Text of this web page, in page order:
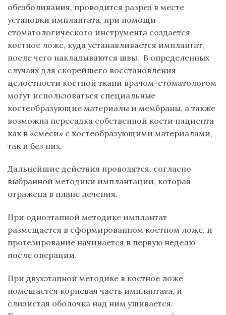
обезболивания, проводится разрез в месте
установки имплантата, при помощи
стоматологического инструмента создается
костное ложе, куда устанавливается имплантат,
после чего накладываются швы. В определенных
случаях для скорейшего восстановления
целостности костной ткани врачом-стоматологом
могут использоваться специальные
костеобразующие материалы и мембраны, а также
возможна пересадка собственной кости пациента
как в «смеси» с костеобразующими материалами,
так и без них.
Дальнейшие действия проводятся, согласно
выбранной методики имплантации, которая
отражена в плане лечения.
При одноэтапной методике имплантат
размещается в сформированном костном ложе, и
протезирование начинается в первую неделю
после операции.
При двухэтапной методике в костное ложе
помещается корневая часть имплантата, и
слизистая оболочка над ним ушивается.